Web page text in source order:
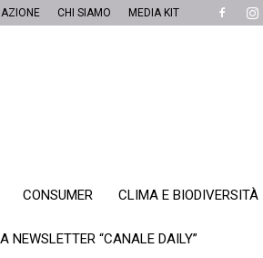
CHI SIAMO MEDIA KIT
CONSUMER CLIMA E BIODIVERSITÀ
NEWSLETTER “CANALE DAILY”